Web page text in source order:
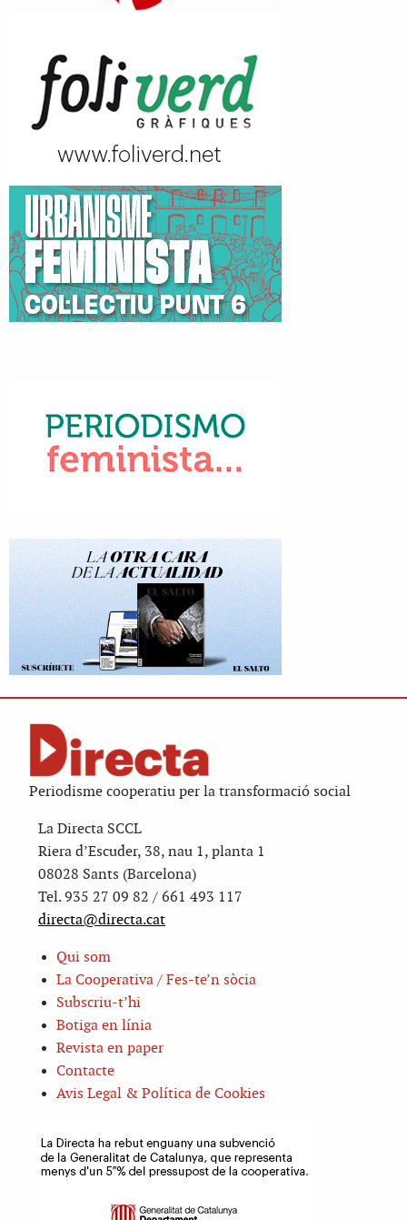
Periodisme cooperatiu per la transformació social
La Directa SCCL
Riera d’Escuder, 38, nau 1, planta 1
08028 Sants (Barcelona)
Tel. 935 27 09 82 / 661 493 117
directa@directa.cat
Qui som
La Cooperativa / Fes-te’n sòcia
Subscriu-t’hi
Botiga en línia
Revista en paper
Contacte
Avis Legal & Política de Cookies